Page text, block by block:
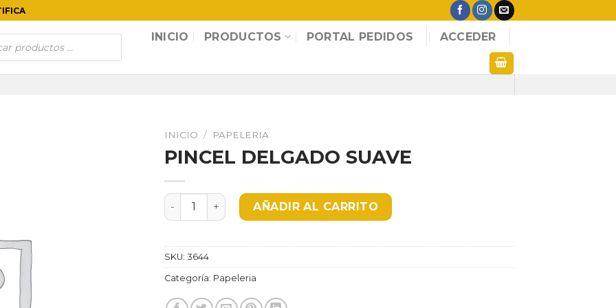
INICIO PRODUCTOS PORTAL PEDIDOS ACCEDER
INICIO / PAPELERIA
PINCEL DELGADO SUAVE
PINCEL DELGADO SUAVE cantidad
AÑADIR AL CARRITO
SKU: 3644
Categoría: Papeleria